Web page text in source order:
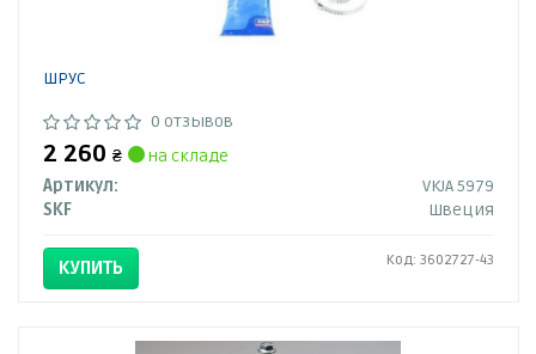
ШРУС
0 отзывов
2 260 ₴
на складе
Артикул:
VKJA 5979
SKF
Швеция
КУПИТЬ Код: 3602727-43